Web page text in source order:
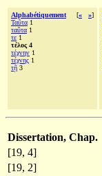
Alphabétiquement [« »]
Ταῦτα 1
ταῦτα 1
τε 1
τέλος 4
τέχνην 1
τέχνης 1
τῇ 3
Dissertation, Chap.
[19, 4]
[19, 2]